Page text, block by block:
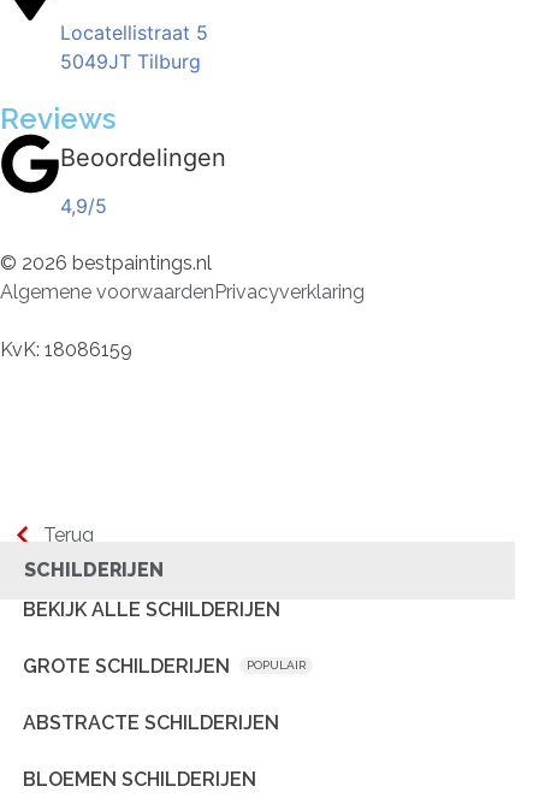
Locatellistraat 5
5049JT Tilburg
Reviews
Beoordelingen
4,9/5
© 2026 bestpaintings.nl
Algemene voorwaardenPrivacyverklaring
KvK: 18086159
Terug
SCHILDERIJEN
BEKIJK ALLE SCHILDERIJEN
GROTE SCHILDERIJEN POPULAIR
ABSTRACTE SCHILDERIJEN
BLOEMEN SCHILDERIJEN